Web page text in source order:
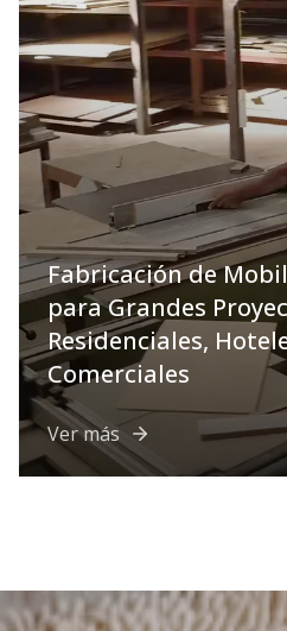
Fabricación de
para Grandes
Residenciales,
Comerciales
Ver más